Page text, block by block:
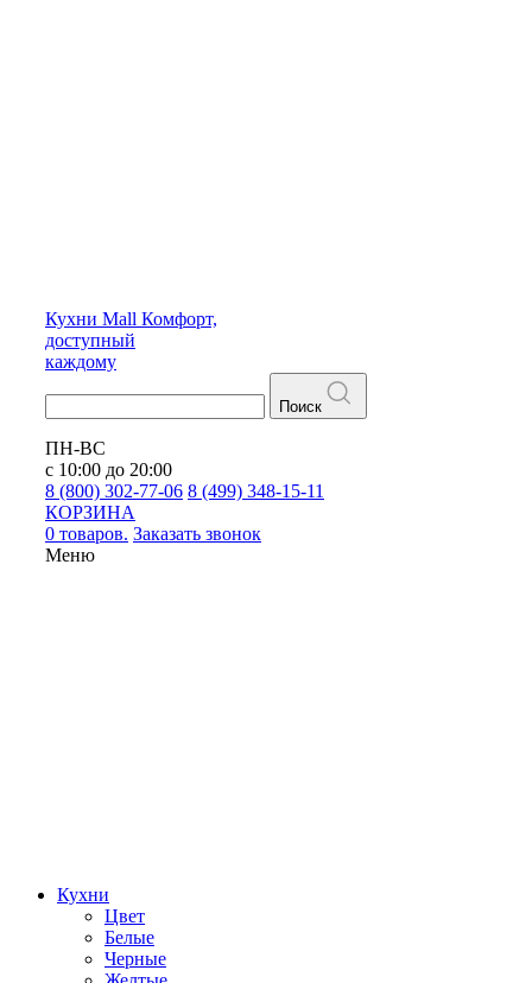
Кухни Mall Комфорт,
доступный
каждому
Поиск
ПН-ВС
с 10:00 до 20:00
8 (800) 302-77-06 8 (499) 348-15-11
КОРЗИНА
0 товаров. Заказать звонок
Меню
Кухни
Цвет
Белые
Черные